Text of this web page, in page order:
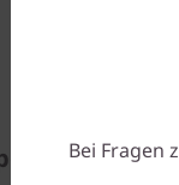
für all
Bei Fragen